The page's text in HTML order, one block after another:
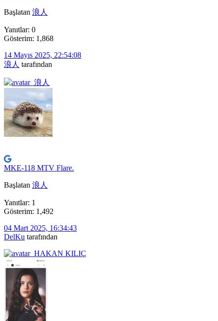
Başlatan 浪人
Yanıtlar: 0
Gösterim: 1,868
14 Mayıs 2025, 22:54:08
浪人 tarafından
MKE-118 MTV Flare.
Başlatan 浪人
Yanıtlar: 1
Gösterim: 1,492
04 Mart 2025, 16:34:43
DelKu tarafından